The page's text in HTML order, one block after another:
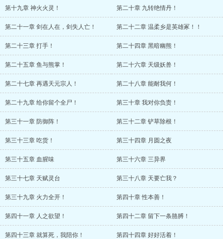
第十九章 神火火灵！ 第二十章 九转绝情丹！
第二十一章 剑在人在，剑失人亡！ 第二十二章 温柔乡是英雄冢！！
第二十三章 打手！ 第二十四章 黑暗幽熊！
第二十五章 鱼与熊掌！ 第二十六章 天级妖兽！
第二十七章 再遇天元宗人！ 第二十八章 能耐我何！
第二十九章 给你留个全尸！ 第三十章 我对你负责！
第三十一章 防御阵！ 第三十二章 铲草除根！
第三十三章 吃货！ 第三十四章 月圆之夜
第三十五章 血腥味 第三十六章 三异界
第三十七章 天赋灵台 第三十八章 天要亡我？
第三十九章 火力全开！ 第四十章 性本善！
第四十一章 人之欲望！ 第四十二章 留下一条胳膊！
第四十三章 就算死，我陪你！ 第四十四章 好好活着！